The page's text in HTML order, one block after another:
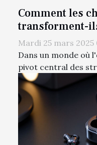
Comment les
transforment-
Mardi 25 mars 2025
Dans un monde où
pivot central des